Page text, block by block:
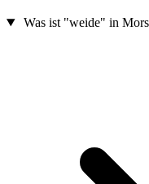
Was ist "weide" in